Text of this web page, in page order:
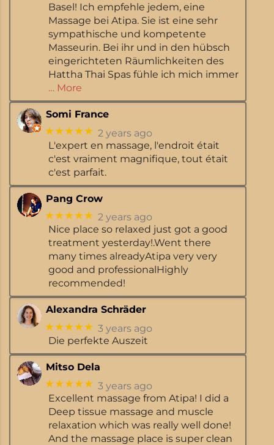
Basel! Ich empfehle jedem, eine
Massage bei Atipa. Sie ist eine sehr
sympathische und kompetente
Masseurin. Bei ihr und in den hübsch
eingerichteten Räumlichkeiten des
Hattha Thai Spas fühle ich mich immer
… More
Somi France
★★★★★ 2 years ago
L'expert en massage, l'endroit était
c'est vraiment magnifique, tout était
c'est parfait.
Pang Crow
★★★★★ 2 years ago
Nice place so relaxed just got a good
treatment yesterday!.Went there
many times alreadyAtipa very very
good and professionalHighly
recommended!
Alexandra Schräder
★★★★★ 3 years ago
Die perfekte Auszeit
Mitso Dela
★★★★★ 3 years ago
Excellent massage from Atipa! I did a
Deep tissue massage and muscle
relaxation which was really well done!
And the massage place is super clean